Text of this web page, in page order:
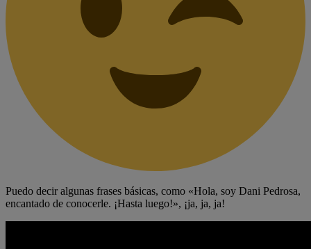
Puedo decir algunas frases básicas, como «Hola, soy Dani Pedrosa,
encantado de conocerle. ¡Hasta luego!», ¡ja, ja, ja!